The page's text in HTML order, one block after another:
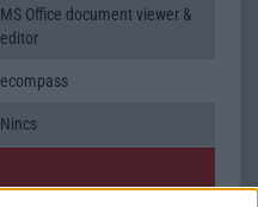
MS Office document viewer &
editor
ecompass
Nincs